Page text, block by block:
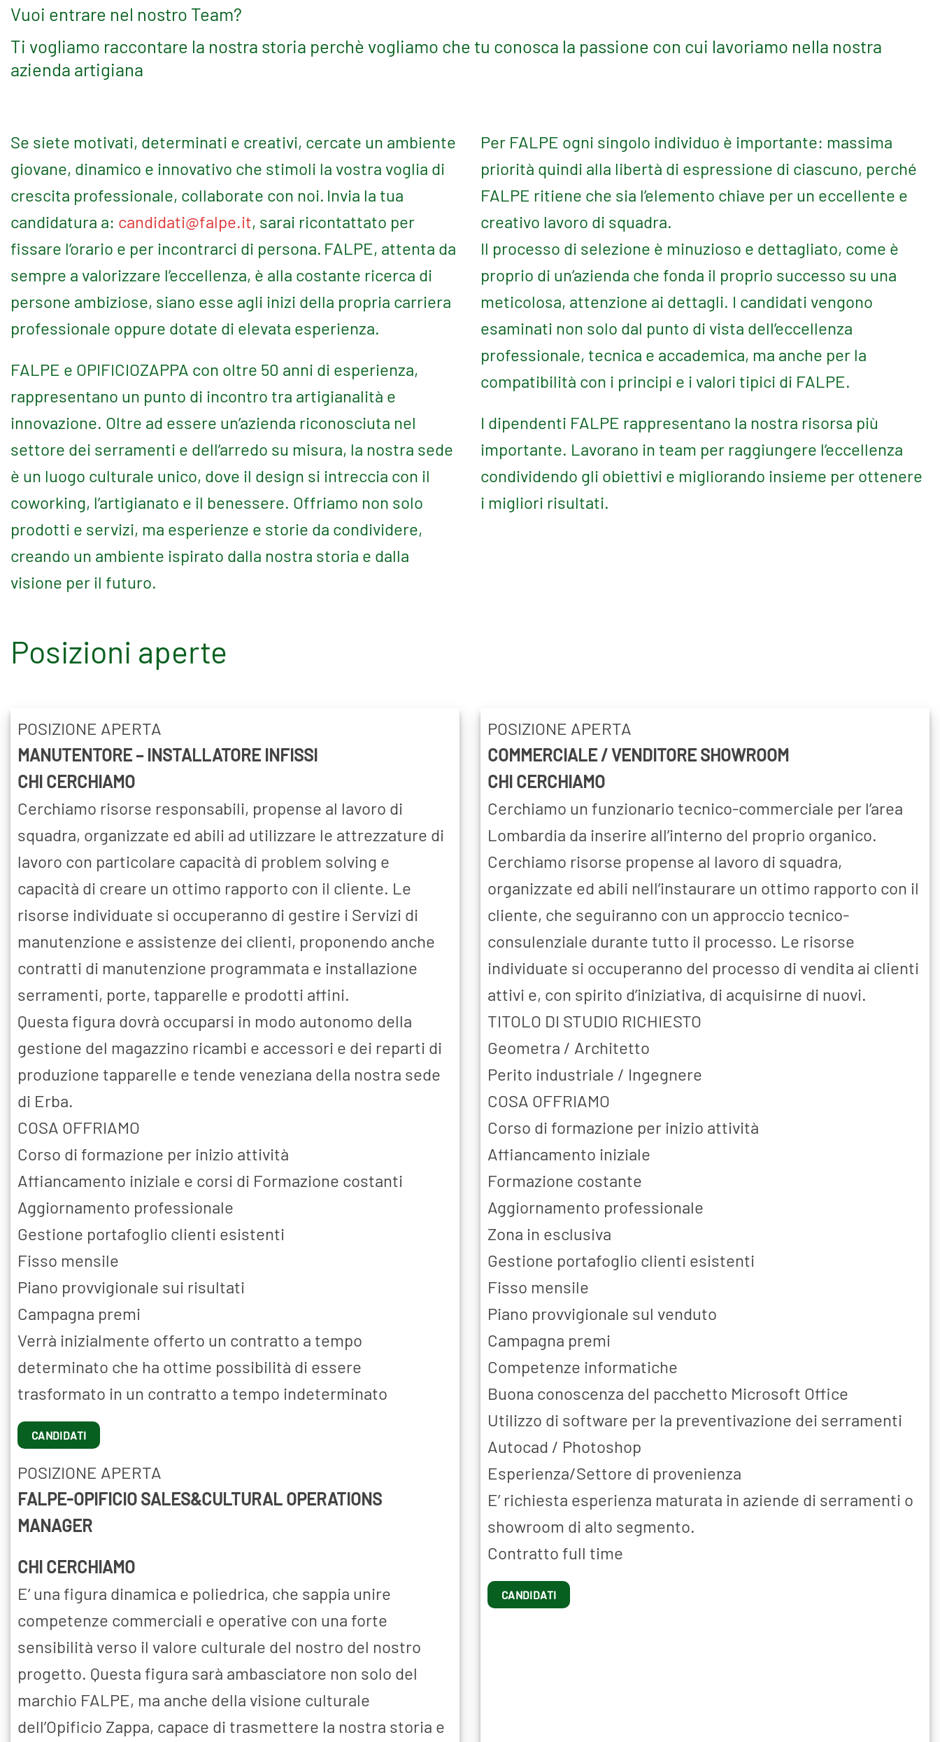
Vuoi entrare nel nostro Team?
Ti vogliamo raccontare la nostra storia perchè vogliamo che tu conosca la passione con cui lavoriamo nella nostra
azienda artigiana
Se siete motivati, determinati e creativi, cercate un ambiente
giovane, dinamico e innovativo che stimoli la vostra voglia di
crescita professionale, collaborate con noi. Invia la tua
candidatura a: candidati@falpe.it, sarai ricontattato per
fissare l’orario e per incontrarci di persona. FALPE, attenta da
sempre a valorizzare l’eccellenza, è alla costante ricerca di
persone ambiziose, siano esse agli inizi della propria carriera
professionale oppure dotate di elevata esperienza.
FALPE e OPIFICIOZAPPA con oltre 50 anni di esperienza,
rappresentano un punto di incontro tra artigianalità e
innovazione. Oltre ad essere un’azienda riconosciuta nel
settore dei serramenti e dell’arredo su misura, la nostra sede
è un luogo culturale unico, dove il design si intreccia con il
coworking, l’artigianato e il benessere. Offriamo non solo
prodotti e servizi, ma esperienze e storie da condividere,
creando un ambiente ispirato dalla nostra storia e dalla
visione per il futuro.
Per FALPE ogni singolo individuo è importante: massima
priorità quindi alla libertà di espressione di ciascuno, perché
FALPE ritiene che sia l’elemento chiave per un eccellente e
creativo lavoro di squadra.
Il processo di selezione è minuzioso e dettagliato, come è
proprio di un’azienda che fonda il proprio successo su una
meticolosa, attenzione ai dettagli. I candidati vengono
esaminati non solo dal punto di vista dell’eccellenza
professionale, tecnica e accademica, ma anche per la
compatibilità con i principi e i valori tipici di FALPE.
I dipendenti FALPE rappresentano la nostra risorsa più
importante. Lavorano in team per raggiungere l’eccellenza
condividendo gli obiettivi e migliorando insieme per ottenere
i migliori risultati.
Posizioni aperte
POSIZIONE APERTA
MANUTENTORE – INSTALLATORE INFISSI
CHI CERCHIAMO
Cerchiamo risorse responsabili, propense al lavoro di
squadra, organizzate ed abili ad utilizzare le attrezzature di
lavoro con particolare capacità di problem solving e
capacità di creare un ottimo rapporto con il cliente. Le
risorse individuate si occuperanno di gestire i Servizi di
manutenzione e assistenze dei clienti, proponendo anche
contratti di manutenzione programmata e installazione
serramenti, porte, tapparelle e prodotti affini.
Questa figura dovrà occuparsi in modo autonomo della
gestione del magazzino ricambi e accessori e dei reparti di
produzione tapparelle e tende veneziana della nostra sede
di Erba.
COSA OFFRIAMO
Corso di formazione per inizio attività
Affiancamento iniziale e corsi di Formazione costanti
Aggiornamento professionale
Gestione portafoglio clienti esistenti
Fisso mensile
Piano provvigionale sui risultati
Campagna premi
Verrà inizialmente offerto un contratto a tempo
determinato che ha ottime possibilità di essere
trasformato in un contratto a tempo indeterminato
CANDIDATI
POSIZIONE APERTA
FALPE-OPIFICIO SALES&CULTURAL OPERATIONS
MANAGER
CHI CERCHIAMO
E’ una figura dinamica e poliedrica, che sappia unire
competenze commerciali e operative con una forte
sensibilità verso il valore culturale del nostro del nostro
progetto. Questa figura sarà ambasciatore non solo del
marchio FALPE, ma anche della visione culturale
dell’Opificio Zappa, capace di trasmettere la nostra storia e
POSIZIONE APERTA
COMMERCIALE / VENDITORE SHOWROOM
CHI CERCHIAMO
Cerchiamo un funzionario tecnico-commerciale per l’area
Lombardia da inserire all’interno del proprio organico.
Cerchiamo risorse propense al lavoro di squadra,
organizzate ed abili nell’instaurare un ottimo rapporto con il
cliente, che seguiranno con un approccio tecnico-
consulenziale durante tutto il processo. Le risorse
individuate si occuperanno del processo di vendita ai clienti
attivi e, con spirito d’iniziativa, di acquisirne di nuovi.
TITOLO DI STUDIO RICHIESTO
Geometra / Architetto
Perito industriale / Ingegnere
COSA OFFRIAMO
Corso di formazione per inizio attività
Affiancamento iniziale
Formazione costante
Aggiornamento professionale
Zona in esclusiva
Gestione portafoglio clienti esistenti
Fisso mensile
Piano provvigionale sul venduto
Campagna premi
Competenze informatiche
Buona conoscenza del pacchetto Microsoft Office
Utilizzo di software per la preventivazione dei serramenti
Autocad / Photoshop
Esperienza/Settore di provenienza
E’ richiesta esperienza maturata in aziende di serramenti o
showroom di alto segmento.
Contratto full time
CANDIDATI